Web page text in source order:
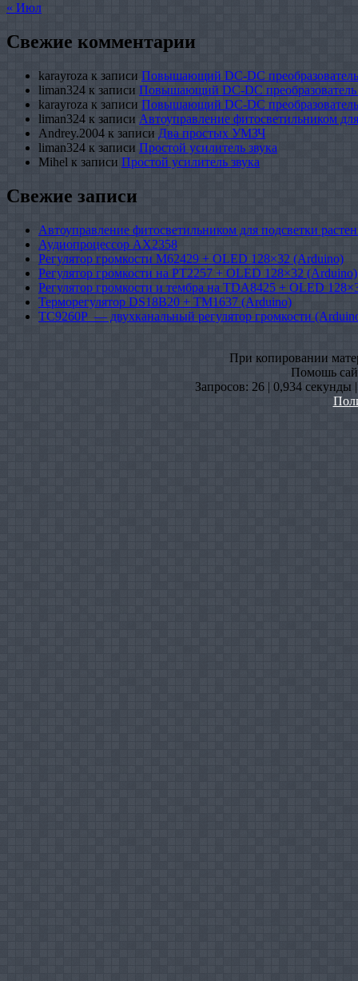
« Июл
Свежие комментарии
karayroza к записи Повышающий DC-DC
liman324 к записи Повышающий DC-DC
karayroza к записи Повышающий DC-DC
liman324 к записи Автоуправление фитосветильником
Andrey.2004 к записи Два простых УМЗЧ
liman324 к записи Простой усилитель звука
Mihel к записи Простой усилитель звука
Свежие записи
Автоуправление фитосветильником для подсветки
Аудиопроцессор AX2358
Регулятор громкости M62429 + OLED 128×32 (Arduino)
Регулятор громкости на PT2257 + OLED 128×32 (Arduino)
Регулятор громкости и тембра на TDA8425 + OLED
Терморегулятор DS18B20 + TM1637 (Arduino)
TC9260P — двухканальный регулятор громкости
При копировании
Помошь
Запросов: 26 | 0,934 секунды